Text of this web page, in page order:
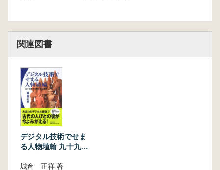
である。
【目次】
例言
序言―調査の概要と本書のねらい―
第1部 殿塚・姫塚古墳の発掘(Ⅰ期1956年)調
査
第1章 調査日誌の整理
第2章 過去の調査概要と写真の整理
第2部 殿塚・姫塚古墳の測量・GPR(Ⅲ期1次
関連図書
デジタル技術でせま
る人物埴輪 九十九里
城倉 正祥 著